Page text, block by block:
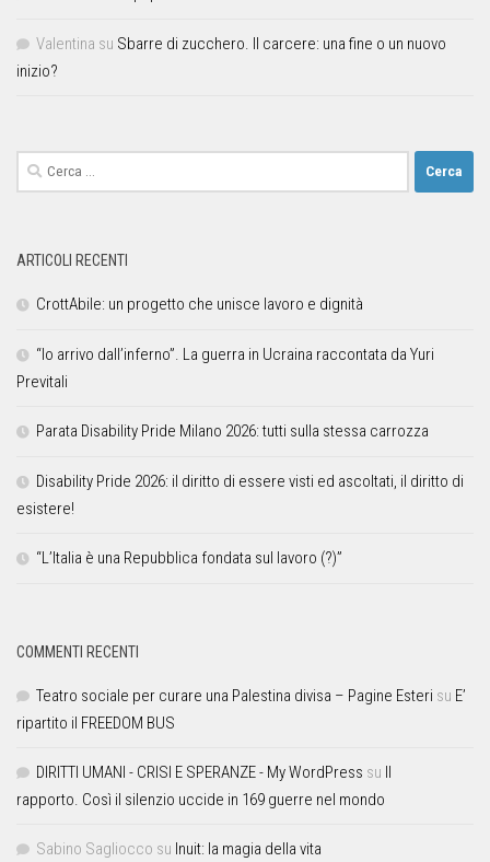
Valentina su Sbarre di zucchero. Il carcere: una fine o un nuovo
inizio?
ARTICOLI RECENTI
CrottAbile: un progetto che unisce lavoro e dignità
“Io arrivo dall’inferno”. La guerra in Ucraina raccontata da Yuri
Previtali
Parata Disability Pride Milano 2026: tutti sulla stessa carrozza
Disability Pride 2026: il diritto di essere visti ed ascoltati, il diritto di
esistere!
“L’Italia è una Repubblica fondata sul lavoro (?)”
COMMENTI RECENTI
Teatro sociale per curare una Palestina divisa – Pagine Esteri su E’
ripartito il FREEDOM BUS
DIRITTI UMANI - CRISI E SPERANZE - My WordPress su Il
rapporto. Così il silenzio uccide in 169 guerre nel mondo
Sabino Sagliocco su Inuit: la magia della vita